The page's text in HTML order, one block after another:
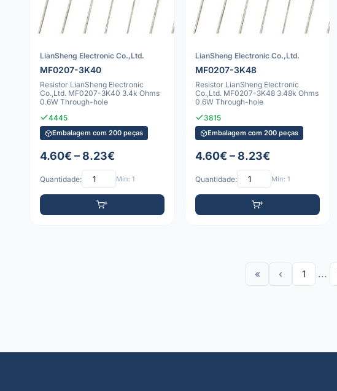
LianSheng Electronic Co.,Ltd.
MF0207-3K40
Resistor LianSheng Electronic
Co.,Ltd. MF0207-3K40 3.4k Ohms
0.6W Through-hole
4445
Embalagem com 200 peças
4.60€ – 8.23€
Quantidade: Mín: 1
LianSheng Electronic Co.,Ltd.
MF0207-3K48
Resistor LianSheng Electronic
Co.,Ltd. MF0207-3K48 3.48k Ohms
0.6W Through-hole
3815
Embalagem com 200 peças
4.60€ – 8.23€
Quantidade: Mín: 1
« ‹ 1 ...